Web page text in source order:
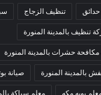
تنظيف الزجاج
تنظيف بالمدينة المنورة
حشرات بالمدينة المنورة
بالمدينة المنورة صيانة
بويه مكه معلم سباكة